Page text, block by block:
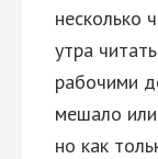
несколько
утра
рабочими
мешало
но как